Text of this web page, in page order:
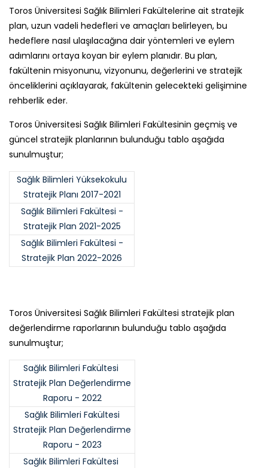
Toros Üniversitesi Sağlık Bilimleri Fakültelerine ait stratejik
plan, uzun vadeli hedefleri ve amaçları belirleyen, bu
hedeflere nasıl ulaşılacağına dair yöntemleri ve eylem
adımlarını ortaya koyan bir eylem planıdır. Bu plan,
fakültenin misyonunu, vizyonunu, değerlerini ve stratejik
önceliklerini açıklayarak, fakültenin gelecekteki gelişimine
rehberlik eder.
Toros Üniversitesi Sağlık Bilimleri Fakültesinin geçmiş ve
güncel stratejik planlarının bulunduğu tablo aşağıda
sunulmuştur;
Sağlık Bilimleri Yüksekokulu
Stratejik Planı 2017-2021
Sağlık Bilimleri Fakültesi -
Stratejik Plan 2021-2025
Sağlık Bilimleri Fakültesi -
Stratejik Plan 2022-2026
Toros Üniversitesi Sağlık Bilimleri Fakültesi stratejik plan
değerlendirme raporlarının bulunduğu tablo aşağıda
sunulmuştur;
Sağlık Bilimleri Fakültesi
Stratejik Plan Değerlendirme
Raporu - 2022
Sağlık Bilimleri Fakültesi
Stratejik Plan Değerlendirme
Raporu - 2023
Sağlık Bilimleri Fakültesi